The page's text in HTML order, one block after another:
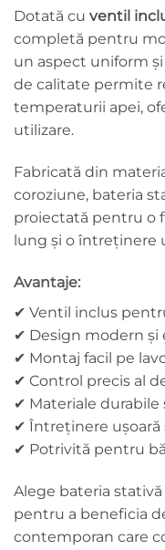
Dotată cu ventil
completă pentru
un aspect uniform și
de calitate permite
temperaturii apei,
utilizare.
Fabricată din
coroziune, bateria
proiectată pentru o
lung și o întreținere
Avantaje:
✔ Ventil inclus
✔ Design modern și
✔ Montaj facil pe
✔ Control precis al
✔ Materiale durabile
✔ Întreținere
✔ Potrivită pentru
Alege bateria
pentru a beneficia
contemporan care